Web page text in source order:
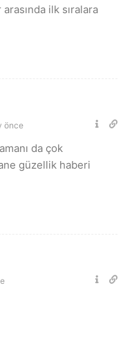
ilk sıralara
önce
da çok
güzellik haberi